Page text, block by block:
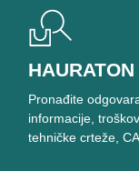
Pronađite
informacije,
tehničke crteže,